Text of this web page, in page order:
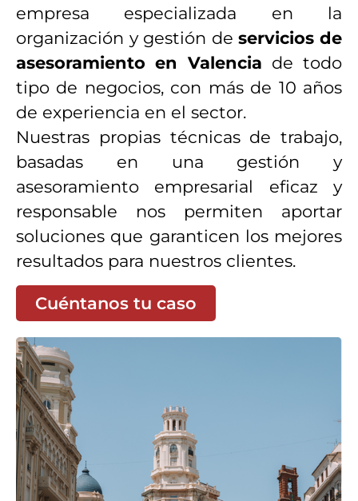
empresa especializada en la
organización y gestión deservicios de
asesoramiento en Valencia de todo
tipo de negocios, con más de 10 años
de experiencia en el sector.
Nuestras propias técnicas de trabajo,
basadas en una gestión y
asesoramiento empresarial eficaz y
responsable nos permiten aportar
soluciones que garanticen los mejores
resultados para nuestros clientes.
Cuéntanos tu caso